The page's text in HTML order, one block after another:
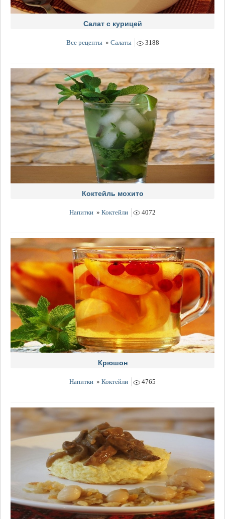
Салат с курицей
Все рецепты » Салаты 3188
Коктейль мохито
Напитки » Коктейли 4072
Крюшон
Напитки » Коктейли 4765